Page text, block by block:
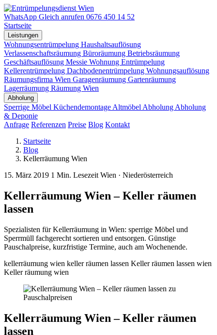
WhatsApp Gleich anrufen 0676 450 14 52
Startseite
Leistungen
Wohnungsentrümpelung Haushaltsauflösung
Verlassenschaftsräumung Büroräumung Betriebsräumung
Geschäftsauflösung Messie Wohnung Entrümpelung
Kellerentrümpelung Dachbodenentrümpelung Wohnungsauflösung
Räumungsfirma Wien Garagenräumung Gartenräumung
Lagerräumung Räumung Wien
Abholung
Sperrige Möbel Küchendemontage Altmöbel Abholung Abholung
& Deponie
Anfrage Referenzen Preise Blog Kontakt
Startseite
Blog
Kellerräumung Wien
15. März 2019 1 Min. Lesezeit Wien · Niederösterreich
Kellerräumung Wien – Keller räumen
lassen
Spezialisten für Kellerräumung in Wien: sperrige Möbel und
Sperrmüll fachgerecht sortieren und entsorgen. Günstige
Pauschalpreise, kurzfristige Termine, auch am Wochenende.
kellerräumung wien keller räumen lassen Keller räumen lassen wien
Keller räumung wien
Kellerräumung Wien – Keller räumen
lassen